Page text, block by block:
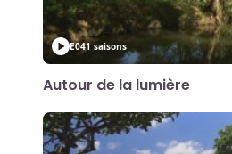
E041 saisons
Autour de la lumière